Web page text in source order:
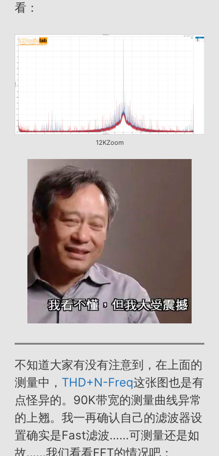
看：
12KZoom
不知道大家有没有注意到，在上面的
测量中， THD+N-Freq这张图也是有
点怪异的。90K带宽的测量曲线异常
的上翘。我一再确认自己的滤波器设
置确实是Fast滤波……可测量还是如
故……我们看看FFT的情况吧：